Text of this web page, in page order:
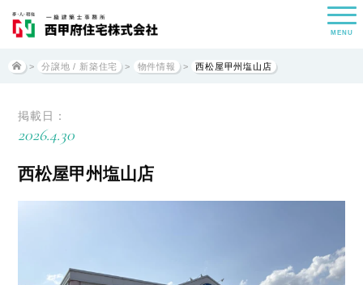
MENU
> 分譲地 / 新築住宅 > 物件情報 > 西松屋甲州塩山店
掲載日：
2026.4.30
西松屋甲州塩山店